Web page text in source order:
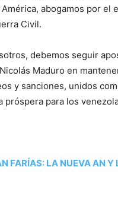
abogamos por
Civil.
debemos seguir
Maduro en
y sanciones, unidos
próspera para los
FARÍAS: LA NUEVA AN